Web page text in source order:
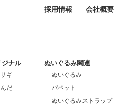
採用情報 会社概要
ナル
ギ
だ
ぬいぐるみ関連
ぬいぐるみ
パペット
ぬいぐるみストラップ